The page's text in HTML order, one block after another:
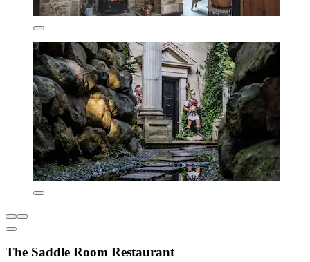
The Saddle Room Restaurant